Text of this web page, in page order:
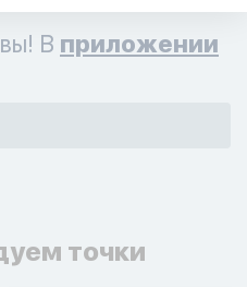
В приложении
точки